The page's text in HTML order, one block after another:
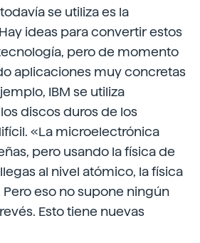
se utiliza es la
ideas para convertir estos
pero de momento
aplicaciones muy concretas
IBM se utiliza
discos duros de los
«La microelectrónica
pero usando la física de
al nivel atómico, la física
eso no supone ningún
Esto tiene nuevas